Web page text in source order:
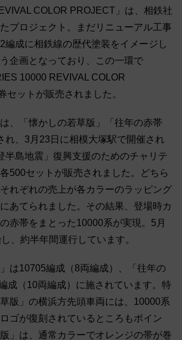
COLOR PROJECT」は、相鉄社
プロジェクト。まだリニューアル工事
編成に相鉄線の歴代塗装をイメージし
企画となっており、この一環で
10000 REVIVAL COLOR
セットが販売されました。
、「懐かしの若草版」「往年の赤帯
れ、3月23日に相模大塚駅で開催され
半島地震」復興支援のためのチャリテ
500セットが販売されました。どちら
れぞれの売上が各カラーのラッピング
あてられました。その結果、登場時カ
赤帯をまとった10000系が実現。5月
、約半年間運行しています。
」は10705編成（8両編成）、「往年の
成（10両編成）に施されています。特
版」の横浜方先頭車両には、10000系
ゴが復刻されているところもポイン
」は、通常カラーでオレンジの帯が巻